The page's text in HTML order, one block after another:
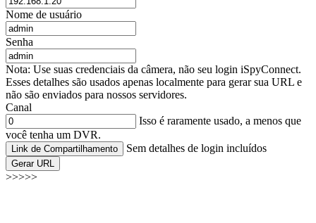
Nome de usuário
Senha
Nota: Use suas credenciais da câmera, não seu login iSpyConnect.
Esses detalhes são usados apenas localmente para gerar sua URL e
não são enviados para nossos servidores.
Canal
Isso é raramente usado, a menos que
você tenha um DVR.
Link de Compartilhamento Sem detalhes de login incluídos
Gerar URL
>>>>>